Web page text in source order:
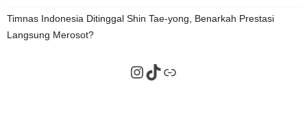
Timnas Indonesia Ditinggal Shin Tae-yong, Benarkah Prestasi
Langsung Merosot?
Instagram
TikTokTautan